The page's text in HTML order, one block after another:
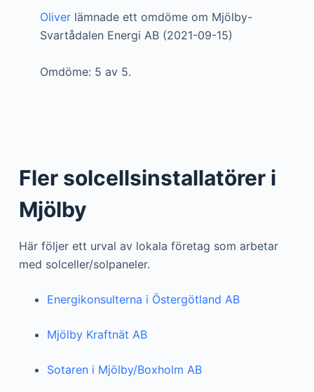
Oliverlämnade ett omdöme om Mjölby-
Svartådalen Energi AB (2021-09-15)
Omdöme: 5 av 5.
Fler solcellsinstallatörer i
Mjölby
Här följer ett urval av lokala företag som arbetar
med solceller/solpaneler.
Energikonsulterna i Östergötland AB
Mjölby Kraftnät AB
Sotaren i Mjölby/Boxholm AB